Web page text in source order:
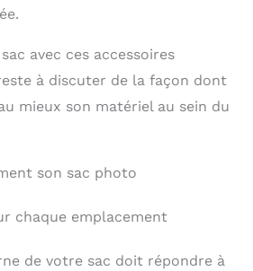
avec ces accessoires
à discuter de la façon dont
mieux son matériel au sein du
son sac photo
chaque emplacement
de votre sac doit répondre à